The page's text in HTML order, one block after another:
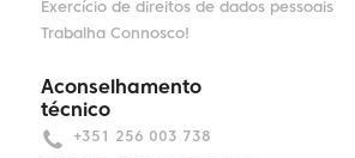
Exercício de direitos de dados pessoais
Trabalha Connosco!
Aconselhamento
técnico
+351 256 003 738